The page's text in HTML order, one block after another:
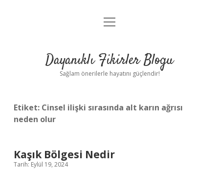
Anasayfa
Yasal Uyarı
menüyü
Dayanıklı Fikirler Blogu
Sağlam önerilerle hayatını güçlendir!
Etiket: Cinsel ilişki sırasında alt karın ağrısı
neden olur
Kaşık Bölgesi Nedir
Tarih: Eylül 19, 2024